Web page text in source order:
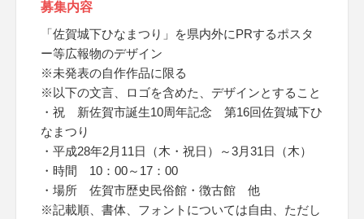
募集内容
「佐賀城下ひなまつり」を県内外にPRするポスタ
ー等広報物のデザイン
※未発表の自作作品に限る
※以下の文言、ロゴを含めた、デザインとすること
・祝 新佐賀市誕生10周年記念 第16回佐賀城下ひ
なまつり
・平成28年2月11日（木・祝日）～3月31日（木）
・時間 10：00～17：00
・場所 佐賀市歴史民俗館・徴古館 他
※記載順、書体、フォントについては自由、ただし